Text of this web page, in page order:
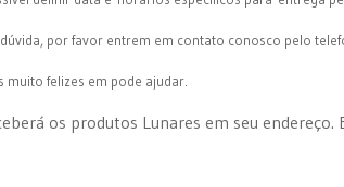
por favor entrem em contato conosco pelo
muito felizes em pode ajudar.
os produtos Lunares em seu